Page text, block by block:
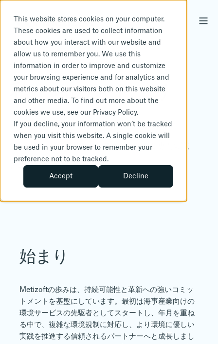
This website stores cookies on your computer.
These cookies are used to collect information
about how you interact with our website and
allow us to remember you. We use this
information in order to improve and customize
your browsing experience and for analytics and
metrics about our visitors both on this website
and other media. To find out more about the
cookies we use, see our Privacy Policy.
If you decline, your information won’t be tracked
when you visit this website. A single cookie will
be used in your browser to remember your
preference not to be tracked.
Accept Decline
私たちのストーリ
ー
海事ソリューションにおけるグローバルな専門知識
と革新
始まり
Metizoftの歩みは、持続可能性と革新への強いコミッ
トメントを基盤にしています。最初は海事産業向けの
環境サービスの先駆者としてスタートし、年月を重ね
る中で、複雑な環境規制に対応し、より環境に優しい
実践を推進する信頼されるパートナーへと成長しまし